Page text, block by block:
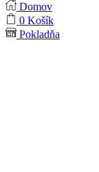
Domov
0 Košík
Pokladňa